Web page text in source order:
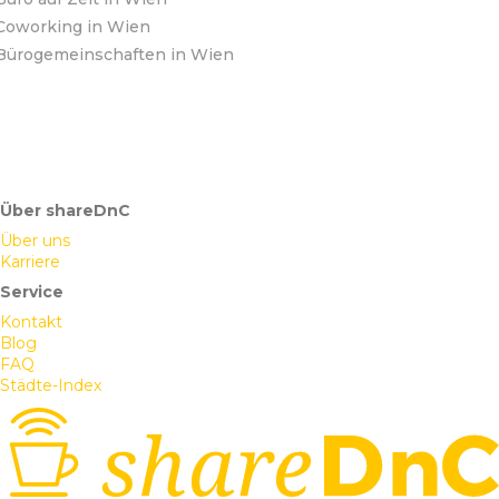
in Wien
in Wien
Über shareDnC
Über uns
Karriere
Service
Kontakt
Blog
FAQ
Städte-Index